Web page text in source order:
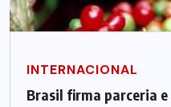
INTERNACIONAL
Brasil firma parceria